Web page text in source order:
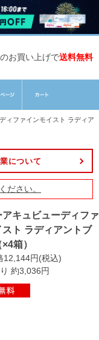
お買い上げで送料無料
ィファインモイスト ラディア
について
ださい。
アキュビューディファ
スト ラディアントブ
箱）
12,144円(税込)
約3,036円